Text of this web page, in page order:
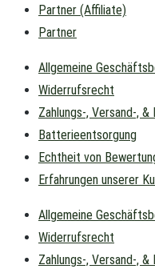
Partner (Affiliate)
Partner
Allgemeine
Widerrufsrecht
Zahlungs-, Versand-,
Batterieentsorgung
Echtheit von
Erfahrungen unserer
Allgemeine
Widerrufsrecht
Zahlungs-, Versand-,